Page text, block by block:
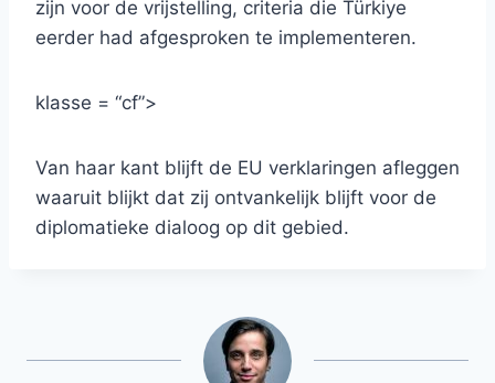
zijn voor de vrijstelling, criteria die Türkiye
eerder had afgesproken te implementeren.
klasse = “cf”>
Van haar kant blijft de EU verklaringen afleggen
waaruit blijkt dat zij ontvankelijk blijft voor de
diplomatieke dialoog op dit gebied.